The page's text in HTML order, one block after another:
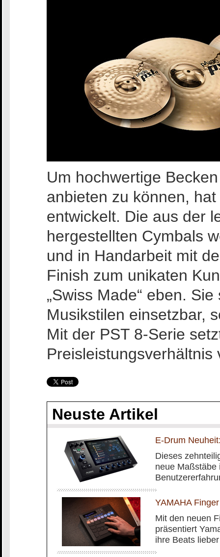
Um hochwertige
anbieten zu können,
entwickelt. Die aus der
hergestellten Cymbals
und in Handarbeit mit
Finish zum unikaten
„Swiss Made“ eben.
Musikstilen einsetzbar,
Mit der PST 8-Serie
Neuste Artikel
E-Drum
Dieses
neue Maßstäbe
YAMAHA
Mit den neuen
präsentiert
ihre Beats